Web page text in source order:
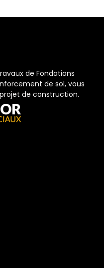
de Fondations
de sol, vous
de construction.